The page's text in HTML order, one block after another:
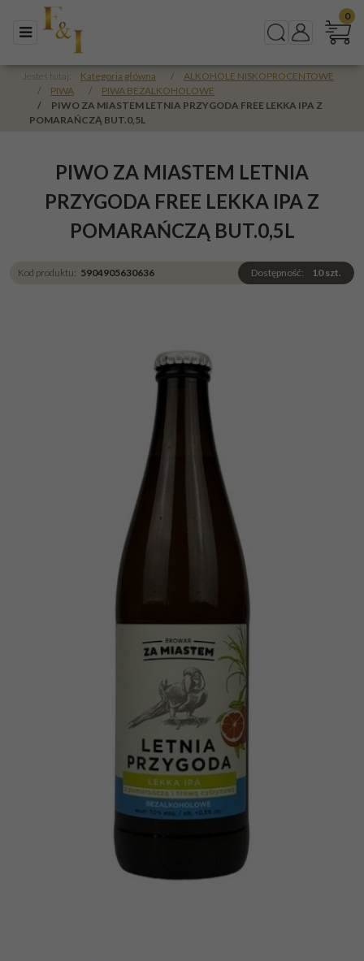
Menu SzukajPanel
0
Jesteś tutaj: Kategoria główna /
ALKOHOLE NISKOPROCENTOWE
/
PIWA /
PIWA BEZALKOHOLOWE
/
PIWO ZA MIASTEM LETNIA PRZYGODA FREE LEKKA IPA Z
POMARAŃCZĄ BUT.0,5L
PIWO ZA MIASTEM LETNIA
PRZYGODA FREE LEKKA IPA Z
POMARAŃCZĄ BUT.0,5L
Kod produktu: 5904905630636 Dostępność: 10szt.